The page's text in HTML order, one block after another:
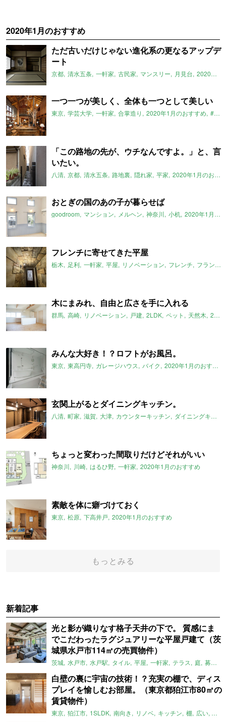
2020年1月のおすすめ
ただ古いだけじゃない進化系の更なるアップデ
ート
京都 清水五条 一軒家 古民家 マンスリー 月見台 2020年1月のおすすめ
一つ一つが美しく、全体も一つとして美しい
東京 学芸大学 一軒家 合掌造り 2020年1月のおすすめ #StayHome
「この路地の先が、ウチなんですよ。」と、言
いたい。
八清 京都 清水五条 路地裏 隠れ家 平家 2020年1月のおすすめ
おとぎの国のあの子が暮らせば
goodroom マンション メルヘン 神奈川 小机 2020年1月のおすすめ
フレンチに寄せてきた平屋
栃木 足利 一軒家 平屋 リノベーション フレンチ フランス
木にまみれ、自由と広さを手に入れる
群馬 高崎 リノベーション 戸建 2LDK ペット 天然木 2020年1月のおすすめ
みんな大好き！？ロフトがお風呂。
東京 東高円寺 ガレージハウス バイク 2020年1月のおすすめ
玄関上がるとダイニングキッチン。
八清 町家 滋賀 大津 カウンターキッチン ダイニングキッチン
ちょっと変わった間取りだけどそれがいい
神奈川 川崎 はるひ野 一軒家 2020年1月のおすすめ
素敵を体に癖づけておく
東京 松原 下高井戸 2020年1月のおすすめ
もっとみる
新着記事
光と影が織りなす格子天井の下で。 質感にま
でこだわったラグジュアリーな平屋戸建て（茨
城県水戸市114㎡の売買物件）
茨城 水戸市 水戸駅 タイル 平屋 一軒家 テラス 庭 募集中
白壁の裏に宇宙の技術！？充実の棚で、ディス
プレイを愉しむお部屋。（東京都狛江市80㎡の
賃貸物件）
東京 狛江市 1SLDK 南向き リノベ キッチン 棚 広い ガイ